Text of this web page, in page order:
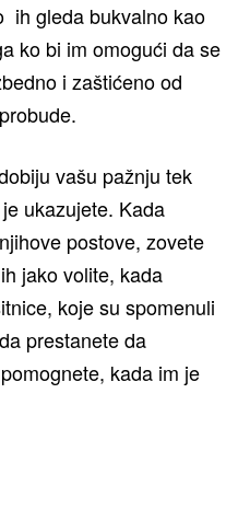
ih gleda bukvalno kao
ko bi im omogući da se
i zaštićeno od
vašu pažnju tek
ukazujete. Kada
postove, zovete
jako volite, kada
koje su spomenuli
prestanete da
kada im je